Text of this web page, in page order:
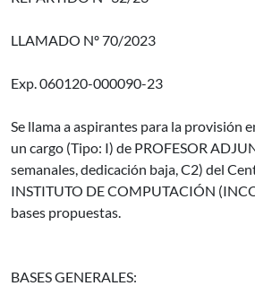
LLAMADO Nº 70/2023
Exp. 060120-000090-23
Se llama a aspirantes para la provisión
un cargo (Tipo: I) de PROFESOR
semanales, dedicación baja, C2) del
INSTITUTO DE COMPUTACIÓN
bases propuestas.
BASES GENERALES: